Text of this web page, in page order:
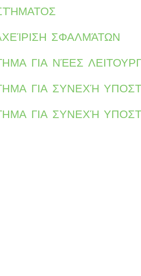
σφαλμάτων
για νέες
για συνεχή
για συνεχή